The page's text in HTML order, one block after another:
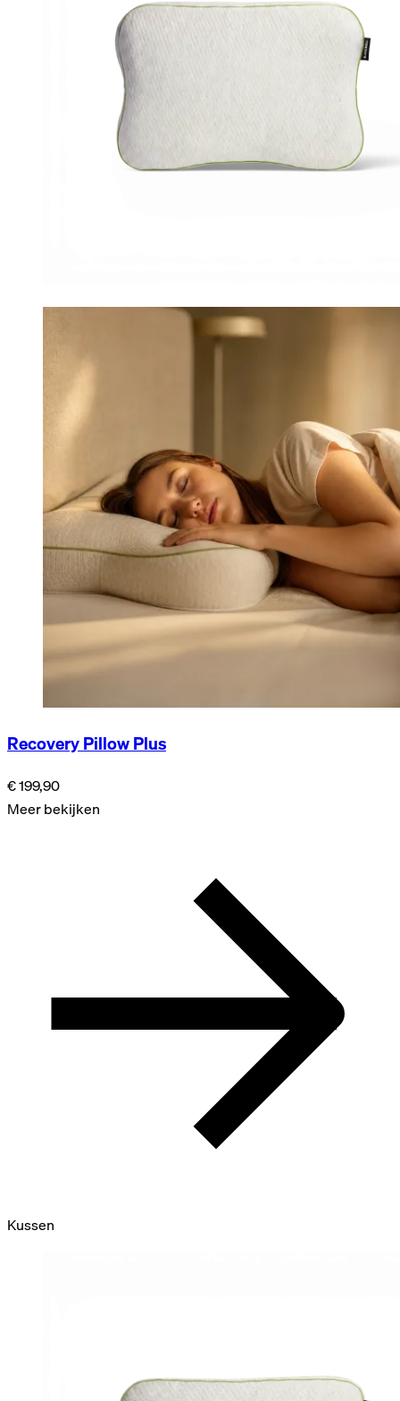
Recovery Pillow Plus
€ 199,90
Meer bekijken
Kussen